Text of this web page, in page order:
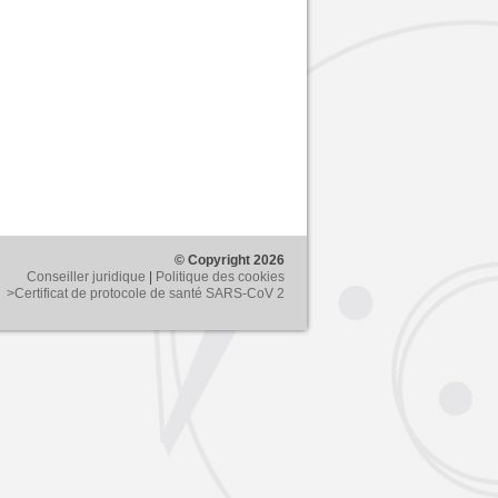
© Copyright 2026
Conseiller juridique
Politique des cookies
>Certificat de protocole de santé SARS-CoV 2